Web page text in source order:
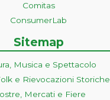
Comitas
ConsumerLab
Sitemap
Musica e Spettacolo
e Rievocazioni Storiche
Mercati e Fiere